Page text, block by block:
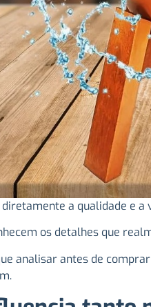
a qualidade e a
os detalhes que
analisar antes de